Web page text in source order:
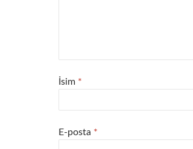
İsim *
E-posta *